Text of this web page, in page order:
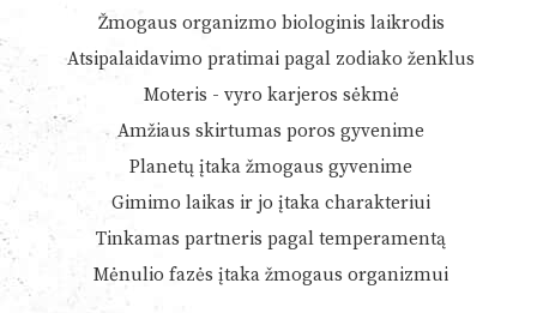
Žmogaus organizmo biologinis laikrodis
Atsipalaidavimo pratimai pagal zodiako ženklus
Moteris - vyro karjeros sėkmė
Amžiaus skirtumas poros gyvenime
Planetų įtaka žmogaus gyvenime
Gimimo laikas ir jo įtaka charakteriui
Tinkamas partneris pagal temperamentą
Mėnulio fazės įtaka žmogaus organizmui